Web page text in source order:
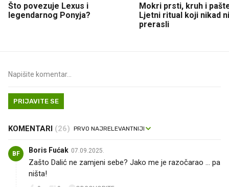
Što povezuje Lexus i
legendarnog Ponyja?
Mokri prsti, kruh i
Ljetni ritual koji nikad
prerasli
PRIJAVITE SE
KOMENTARI (26)
BF Boris Fućak 07.09.2025.
Zašto Dalić ne zamjeni sebe? Jako me je razočarao ... pa
ništa!